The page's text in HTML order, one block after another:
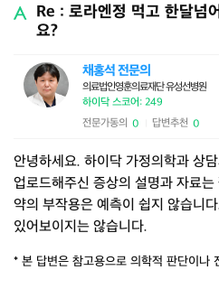
Re : 로라엔정 먹고 한달넘
요?
채홍석 전문의
의료법인영훈의료재단 유성선병원
하이닥 스코어: 249
전문가동의 0 답변추천 0
안녕하세요. 하이닥 가정의학과 상
업로드해주신 증상의 설명과 자료는
약의 부작용은 예측이 쉽지 않습니
있어보이지는 않습니다.
* 본 답변은 참고용으로 의학적 판단이나